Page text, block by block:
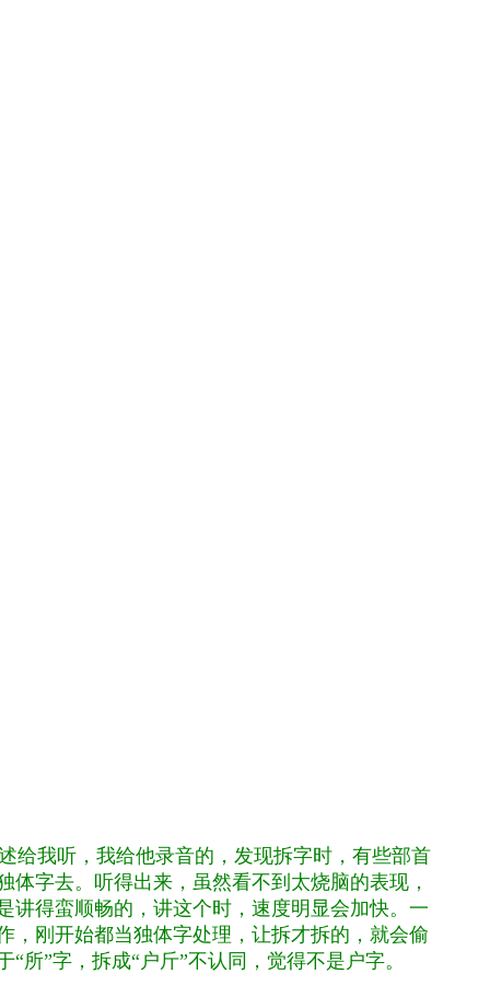
给我听，我给他录音的，发现拆字时，有些部首
字去。听得出来，虽然看不到太烧脑的表现，
讲得蛮顺畅的，讲这个时，速度明显会加快。一
，刚开始都当独体字处理，让拆才拆的，就会偷
”字，拆成“户斤”不认同，觉得不是户字。